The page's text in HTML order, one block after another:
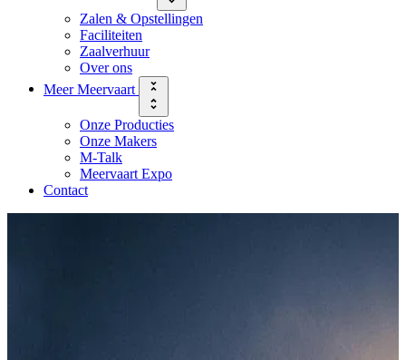
Zalen & Opstellingen
Faciliteiten
Zaalverhuur
Over ons
Meer Meervaart
Onze Producties
Onze Makers
M-Talk
Meervaart Expo
Contact